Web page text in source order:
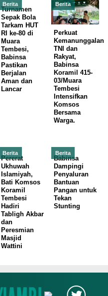
Berita
Turnamen
Sepak Bola
Tarkam HUT
RI ke-80 di
Muara
Tembesi,
Babinsa
Pastikan
Berjalan
Aman dan
Lancar
Berita
Perkuat
Kemanunggalan
TNI dan
Rakyat,
Babinsa
Koramil 415-
03/Muara
Tembesi
Intensifkan
Komsos
Bersama
Warga.
Berita
Pererat
Ukhuwah
Islamiyah,
Bati Komsos
Koramil
Tembesi
Hadiri
Tabligh Akbar
dan
Peresmian
Masjid
Wattini
Berita
Babinsa
Dampingi
Penyaluran
Bantuan
Pangan untuk
Tekan
Stunting